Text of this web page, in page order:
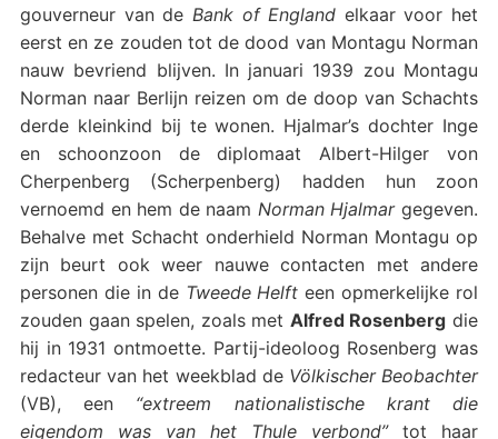
gouverneur van de Bank of England elkaar voor het
eerst en ze zouden tot de dood van Montagu Norman
nauw bevriend blijven. In januari 1939 zou Montagu
Norman naar Berlijn reizen om de doop van Schachts
derde kleinkind bij te wonen. Hjalmar’s dochter Inge
en schoonzoon de diplomaat Albert-Hilger von
Cherpenberg (Scherpenberg) hadden hun zoon
vernoemd en hem de naam Norman Hjalmargegeven.
Behalve met Schacht onderhield Norman Montagu op
zijn beurt ook weer nauwe contacten met andere
personen die in de Tweede Helft een opmerkelijke rol
zouden gaan spelen, zoals met Alfred Rosenberg die
hij in 1931 ontmoette. Partij-ideoloog Rosenberg was
redacteur van het weekblad de Völkischer Beobachter
(VB), een “extreem nationalistische krant die
eigendom was van het Thule verbond”tot haar